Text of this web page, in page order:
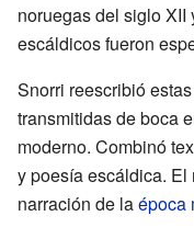
noruegas del siglo
escáldicos fueron
Snorri reescribió
transmitidas de boca
moderno. Combinó
y poesía escáldica.
narración de laépoca